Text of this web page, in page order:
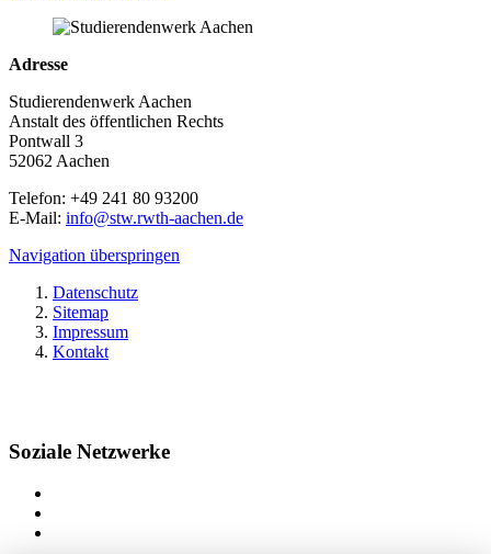
Adresse
Studierendenwerk Aachen
Anstalt des öffentlichen Rechts
Pontwall 3
52062 Aachen
Telefon: +49 241 80 93200
E-Mail: info@stw.rwth-aachen.de
Navigation überspringen
Datenschutz
Sitemap
Impressum
Kontakt
Soziale Netzwerke